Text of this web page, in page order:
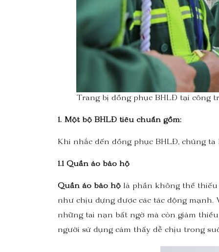
Trang bị đồng phục BHLĐ tại công
1. Một bộ BHLĐ tiêu chuẩn gồm:
Khi nhắc đến đồng phục BHLĐ, chúng
1.1 Quần áo bảo hộ
Quần áo bảo hộlà phần không thể
như chịu đựng được các tác động
những tai nạn bất ngờ mà còn giảm
người sử dụng cảm thấy dễ chịu trong